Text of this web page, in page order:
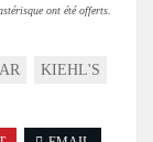
ont été offerts.
KIEHL'S